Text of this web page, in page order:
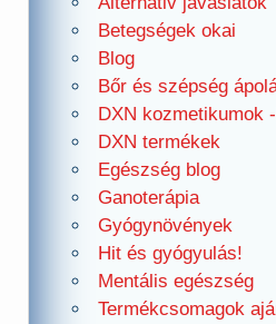
Betegségek okai
Blog
Bőr és szépség
DXN kozmetikumok
DXN termékek
Egészség blog
Ganoterápia
Gyógynövények
Hit és gyógyulás!
Mentális egészség
Termékcsomagok